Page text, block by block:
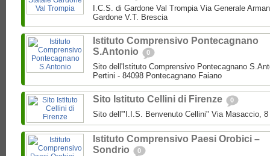
I.C.S. di Gardone Val Trompia Via Generale
Gardone V.T. Brescia
Istituto Comprensivo Pontecagnano
S.Antonio
0
Sito dell'Istituto Comprensivo Pontecagnano
Pertini - 84098 Pontecagnano Faiano
Sito Istituto Cellini di Firenze 0
Sito dell'"I.I.S. Benvenuto Cellini" Via Masaccio, 8
Istituto Comprensivo Paesi Orobici –
Sondrio
0